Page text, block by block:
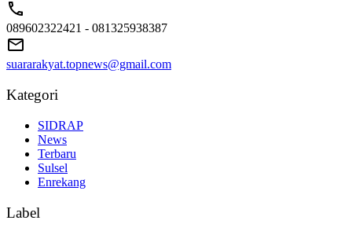
089602322421 - 081325938387
suararakyat.topnews@gmail.com
Kategori
SIDRAP
News
Terbaru
Sulsel
Enrekang
Label